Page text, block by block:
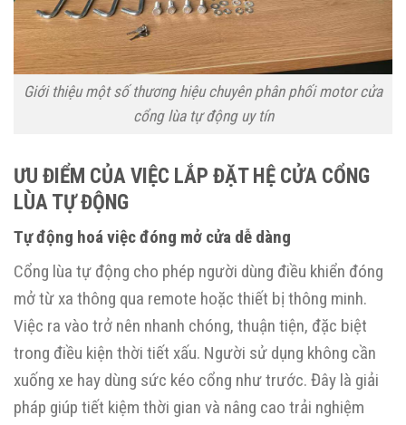
Giới thiệu một số thương hiệu chuyên phân phối motor cửa
cổng lùa tự động uy tín
ƯU ĐIỂM CỦA VIỆC LẮP ĐẶT HỆ CỬA CỔNG
LÙA TỰ ĐỘNG
Tự động hoá việc đóng mở cửa dễ dàng
Cổng lùa tự động cho phép người dùng điều khiển đóng
mở từ xa thông qua remote hoặc thiết bị thông minh.
Việc ra vào trở nên nhanh chóng, thuận tiện, đặc biệt
trong điều kiện thời tiết xấu. Người sử dụng không cần
xuống xe hay dùng sức kéo cổng như trước. Đây là giải
pháp giúp tiết kiệm thời gian và nâng cao trải nghiệm